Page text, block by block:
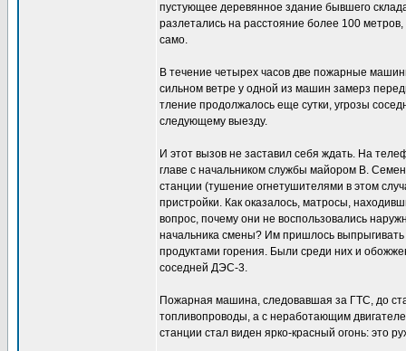
пустующее деревянное здание бывшего
разлетались на расстояние более 100
само.
В течение четырех часов две пожарные
сильном ветре у одной из машин замерз
тление продолжалось еще сутки, угрозы
следующему выезду.
И этот вызов не заставил себя ждать. На
главе с начальником службы майором В.
станции (тушение огнетушителями в этом
пристройки. Как оказалось, матросы,
вопрос, почему они не воспользовались
начальника смены? Им пришлось выпрыгивать
продуктами горения. Были среди них и
соседней ДЭС-3.
Пожарная машина, следовавшая за ГТС, до
топливопроводы, а с неработающим
станции стал виден ярко-красный огонь: это